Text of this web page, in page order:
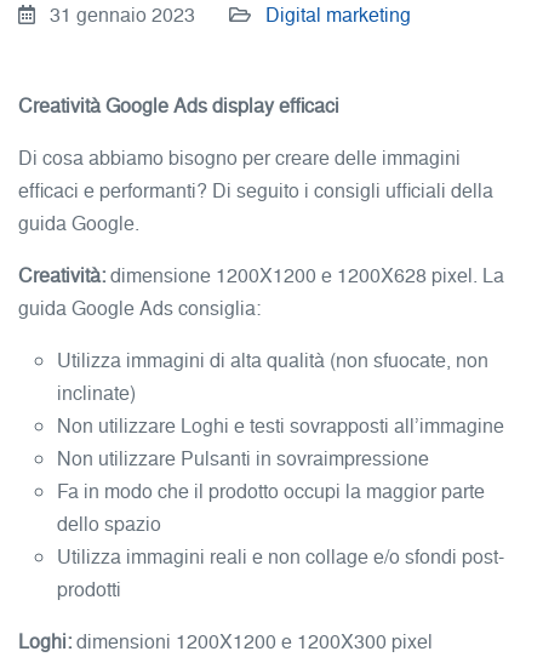
31 gennaio 2023 Digital marketing
Creatività Google Ads display efficaci
Di cosa abbiamo bisogno per creare delle immagini
efficaci e performanti? Di seguito i consigli ufficiali della
guida Google.
Creatività:dimensione 1200X1200 e 1200X628 pixel. La
guida Google Ads consiglia:
Utilizza immagini di alta qualità (non sfuocate, non
inclinate)
Non utilizzare Loghi e testi sovrapposti all’immagine
Non utilizzare Pulsanti in sovraimpressione
Fa in modo che il prodotto occupi la maggior parte
dello spazio
Utilizza immagini reali e non collage e/o sfondi post-
prodotti
Loghi:dimensioni 1200X1200 e 1200X300 pixel